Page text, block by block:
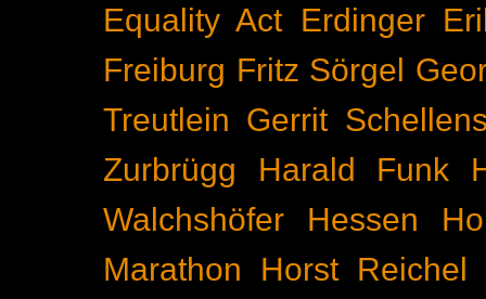
Equality Act Erdinger
Freiburg Fritz Sörgel
Treutlein Gerrit
Zurbrügg
Harald Funk
Walchshöfer
Hessen
Marathon
Horst Reichel